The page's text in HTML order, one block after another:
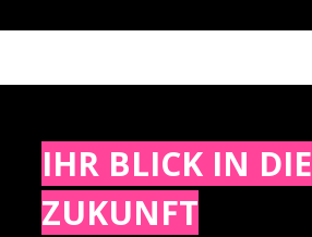
IHR BLICK IN DIE
ZUKUNFT